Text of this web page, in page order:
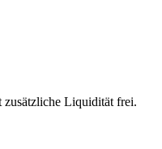
zusätzliche Liquidität frei.